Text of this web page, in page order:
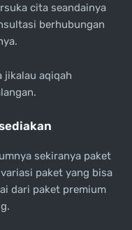
cita seandainya
berhubungan
jikalau aqiqah
sekiranya paket
paket yang bisa
dari paket premium